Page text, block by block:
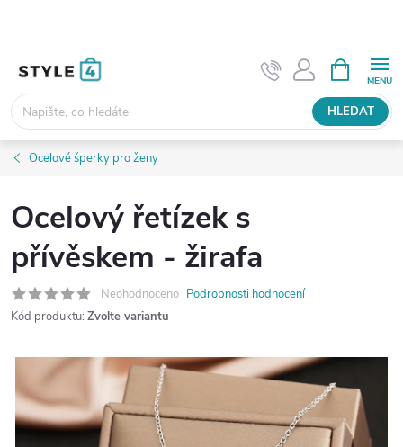
HLEDAT
NÁKUPNÍ
KOŠÍK
Ocelové šperky pro ženy
Ocelový řetízek s
přívěskem - žirafa
Neohodnoceno Podrobnosti hodnocení
Kód produktu: Zvolte variantu